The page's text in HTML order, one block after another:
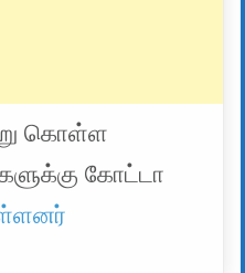
கொள்ள
கோட்டா